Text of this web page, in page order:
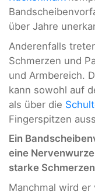
über Jahre
Anderenfalls
Schmerzen und
und Armbereich.
kann sowohl auf
als über die
Fingerspitzen
Ein
eine
starke
Manchmal wird er